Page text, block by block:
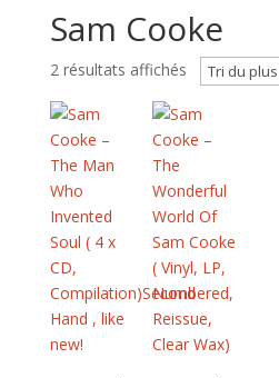
Sam Cooke
2 résultats affichésTrié
plus
récent
plus
ancien